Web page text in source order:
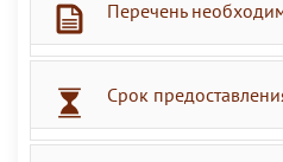
Перечень
Срок